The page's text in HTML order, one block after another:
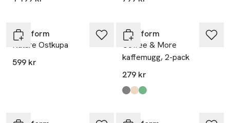
Sagaform
Nature Ostkupa
599 kr
Sagaform
Coffee & More
kaffemugg, 2-pack
279 kr
Produkten finns i färgerna:
Grey,
Beige,
Green,